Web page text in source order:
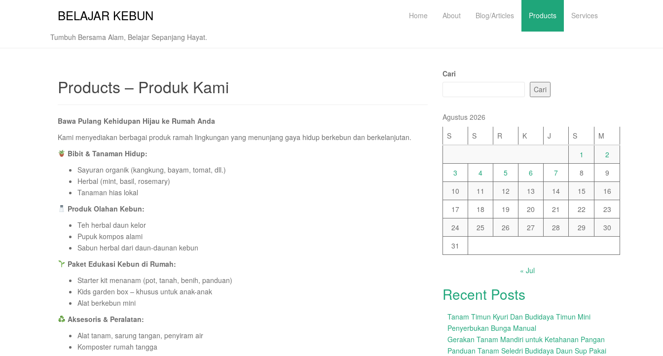
BELAJAR KEBUN
Tumbuh Bersama Alam, Belajar Sepanjang Hayat.
Home About Blog/Articles Products Services
Products – Produk Kami
Bawa Pulang Kehidupan Hijau ke Rumah Anda
Kami menyediakan berbagai produk ramah lingkungan yang menunjang gaya hidup berkebun dan berkelanjutan.
Bibit & Tanaman Hidup:
Sayuran organik (kangkung, bayam, tomat, dll.)
Herbal (mint, basil, rosemary)
Tanaman hias lokal
Produk Olahan Kebun:
Teh herbal daun kelor
Pupuk kompos alami
Sabun herbal dari daun-daunan kebun
Paket Edukasi Kebun di Rumah:
Starter kit menanam (pot, tanah, benih, panduan)
Kids garden box – khusus untuk anak-anak
Alat berkebun mini
Aksesoris & Peralatan:
Alat tanam, sarung tangan, penyiram air
Komposter rumah tangga
Cari
Cari
Agustus 2026
S
S R K J S
M
1
2
3
4 5 6 7 8
9
10
11 12 13 14 15
16
17
18 19 20 21 22
23
24
25 26 27 28 29
30
31
« Jul
Recent Posts
Tanam Timun Kyuri Dan Budidaya Timun Mini
Penyerbukan Bunga Manual
Gerakan Tanam Mandiri untuk Ketahanan Pangan
Panduan Tanam Seledri Budidaya Daun Sup Pakai